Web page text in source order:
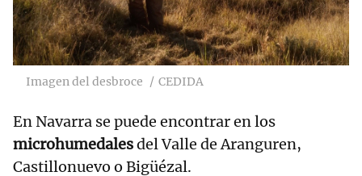
Imagen del desbroce CEDIDA
En Navarra se puede encontrar en los
microhumedalesdel Valle de Aranguren,
Castillonuevo o Bigüézal.